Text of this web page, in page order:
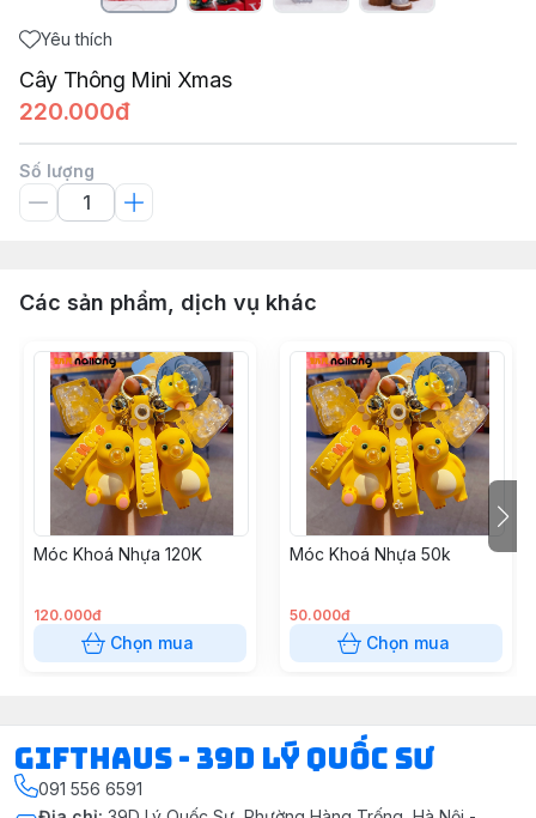
Yêu thích
Cây Thông Mini Xmas
220.000đ
Số lượng
Các sản phẩm, dịch vụ khác
Móc Khoá Nhựa 120K
120.000đ
Chọn mua
Móc Khoá Nhựa 50k
50.000đ
Chọn mua
Gifthaus - 39D Lý Quốc Sư
091 556 6591